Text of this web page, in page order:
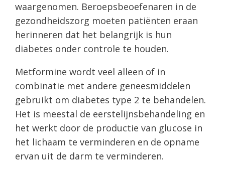
waargenomen. Beroepsbeoefenaren in de
gezondheidszorg moeten patiënten eraan
herinneren dat het belangrijk is hun
diabetes onder controle te houden.
Metformine wordt veel alleen of in
combinatie met andere geneesmiddelen
gebruikt om diabetes type 2 te behandelen.
Het is meestal de eerstelijnsbehandeling en
het werkt door de productie van glucose in
het lichaam te verminderen en de opname
ervan uit de darm te verminderen.